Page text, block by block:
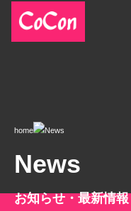
home News
News
お知らせ・最新情報